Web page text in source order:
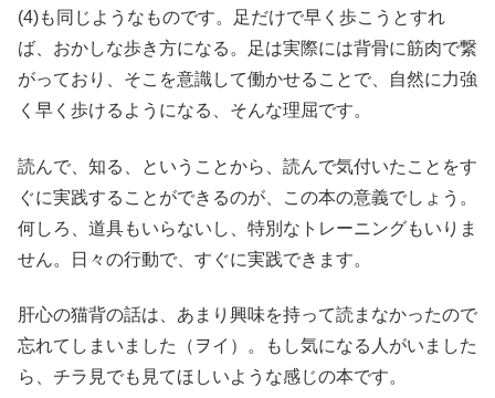
(4)も同じようなものです。足だけで早く歩こうとすれ
ば、おかしな歩き方になる。足は実際には背骨に筋肉で繋
がっており、そこを意識して働かせることで、自然に力強
く早く歩けるようになる、そんな理屈です。
読んで、知る、ということから、読んで気付いたことをす
ぐに実践することができるのが、この本の意義でしょう。
何しろ、道具もいらないし、特別なトレーニングもいりま
せん。日々の行動で、すぐに実践できます。
肝心の猫背の話は、あまり興味を持って読まなかったので
忘れてしまいました（ヲイ）。もし気になる人がいました
ら、チラ見でも見てほしいような感じの本です。